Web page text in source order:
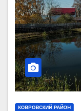
КОВРОВСКИЙ РАЙОН